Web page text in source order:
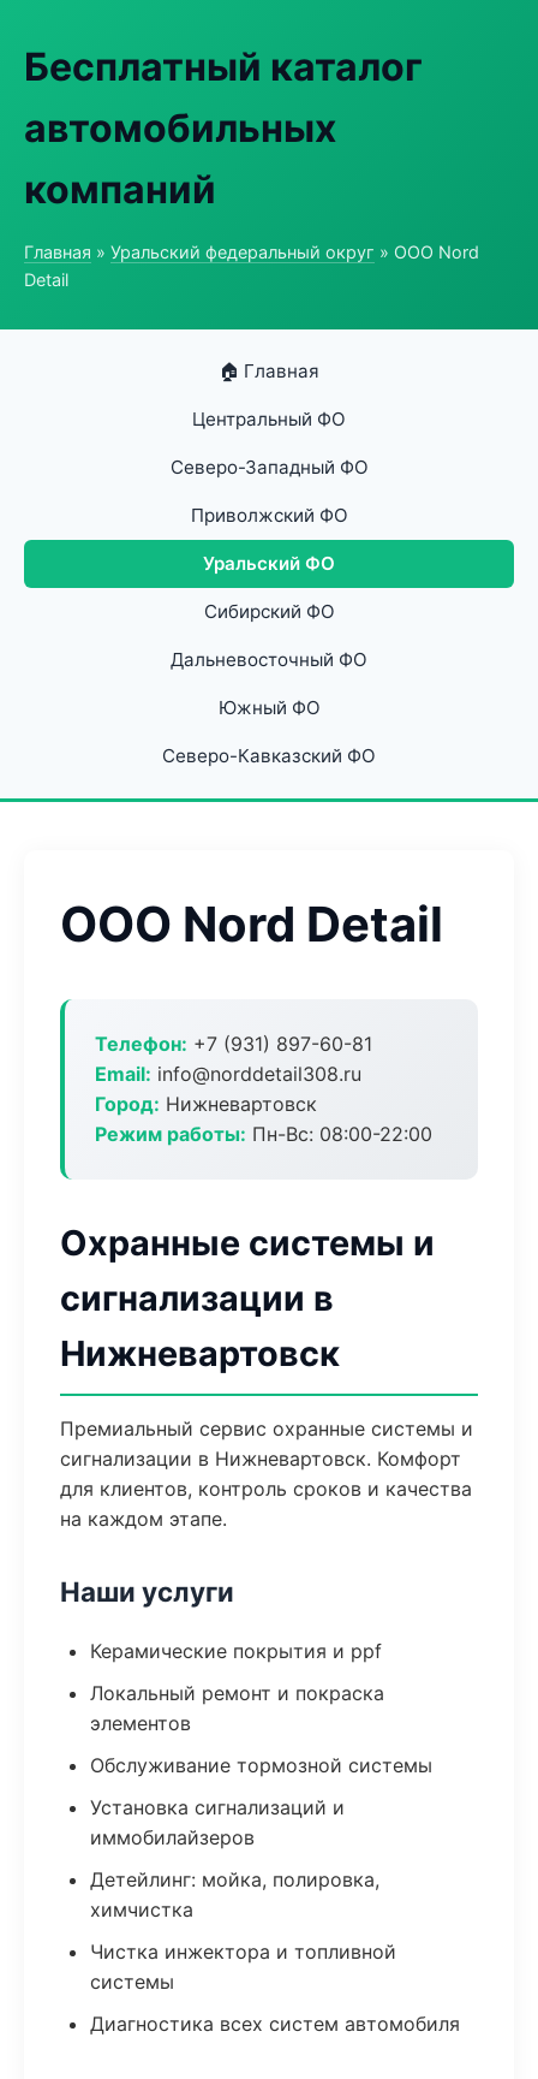
Бесплатный каталог
автомобильных
компаний
Главная » Уральский федеральный округ » ООО Nord
Detail
🏠 Главная
Центральный ФО
Северо-Западный ФО
Приволжский ФО
Уральский ФО
Сибирский ФО
Дальневосточный ФО
Южный ФО
Северо-Кавказский ФО
ООО Nord Detail
Телефон: +7 (931) 897-60-81
Email: info@norddetail308.ru
Город: Нижневартовск
Режим работы: Пн-Вс: 08:00-22:00
Охранные системы и
сигнализации в
Нижневартовск
Премиальный сервис охранные системы и
сигнализации в Нижневартовск. Комфорт
для клиентов, контроль сроков и качества
на каждом этапе.
Наши услуги
Керамические покрытия и ppf
Локальный ремонт и покраска
элементов
Обслуживание тормозной системы
Установка сигнализаций и
иммобилайзеров
Детейлинг: мойка, полировка,
химчистка
Чистка инжектора и топливной
системы
Диагностика всех систем автомобиля